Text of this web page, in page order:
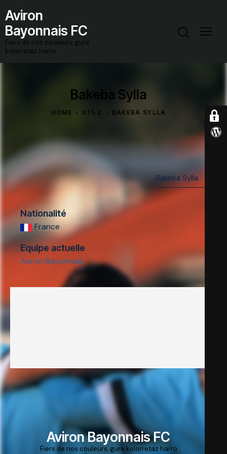
Aviron
Bayonnais FC
Fiers de nos couleurs, gure
kolorretaz harro
Bakeba Sylla
HOME U11-2 BAKEBA SYLLA
Nationalité
France
Equipe actuelle
Aviron Bayonnais
Aviron Bayonnais FC
Fiers de nos couleurs, gure kolorretaz harro